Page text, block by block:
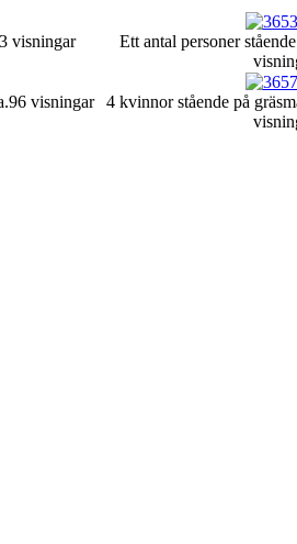
visningar Ett antal personer
96 visningar 4 kvinnor stående på